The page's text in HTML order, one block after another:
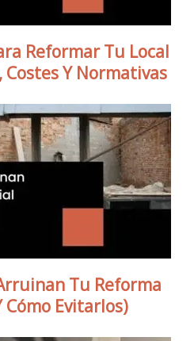
Reformar Tu Local
Costes Y Normativas
Tu Reforma
Cómo Evitarlos)